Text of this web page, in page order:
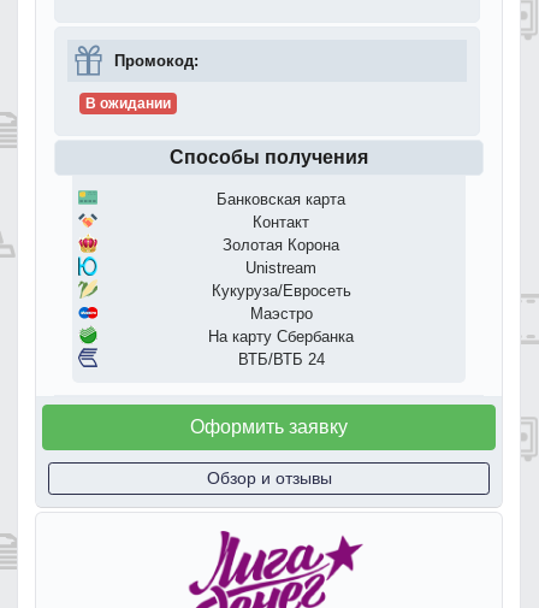
Промокод:
В ожидании
Способы получения
Банковская карта
Контакт
Золотая Корона
Unistream
Кукуруза/Евросеть
Маэстро
На карту Сбербанка
ВТБ/ВТБ 24
Оформить заявку
Обзор и отзывы